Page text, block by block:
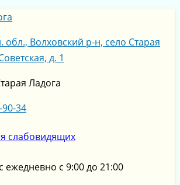
обл., Волховский р-н, село Старая
д. 1
90-34
слабовидящих
ежедневно с 9:00 до 21:00